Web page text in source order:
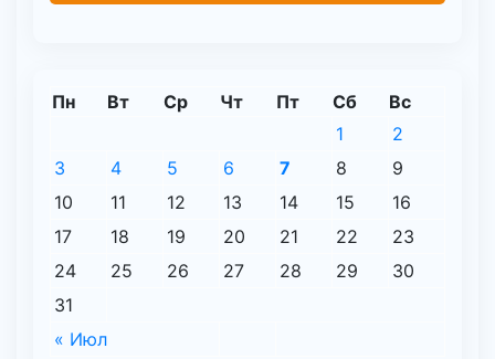
Пн Вт Ср Чт Пт Сб Вс
« Июл
1
2
3
4 5 6 7 8
9
10
11 12 13 14 15
16
17
18 19 20 21 22
23
24
25 26 27 28 29
30
31